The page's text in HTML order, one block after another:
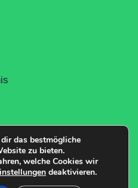
das bestmögliche
zu bieten.
welche Cookies wir
deaktivieren.